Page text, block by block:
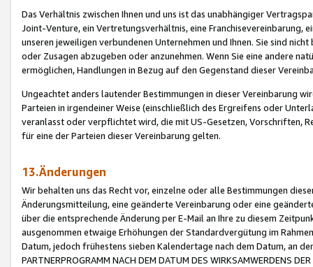
Das Verhältnis zwischen Ihnen und uns ist das unabhängiger
Joint-Venture, ein Vertretungsverhältnis, eine Franchisevereinbarung,
unseren jeweiligen verbundenen Unternehmen und Ihnen. Sie sind
oder Zusagen abzugeben oder anzunehmen. Wenn Sie eine andere
ermöglichen, Handlungen in Bezug auf den Gegenstand dieser
Ungeachtet anders lautender Bestimmungen in dieser Vereinbarung
Parteien in irgendeiner Weise (einschließlich des Ergreifens oder
veranlasst oder verpflichtet wird, die mit US-Gesetzen, Vorschriften,
für eine der Parteien dieser Vereinbarung gelten.
13.Änderungen
Wir behalten uns das Recht vor, einzelne oder alle Bestimmungen
Änderungsmitteilung, eine geänderte Vereinbarung oder eine
über die entsprechende Änderung per E-Mail an Ihre zu diesem
ausgenommen etwaige Erhöhungen der Standardvergütung im
Datum, jedoch frühestens sieben Kalendertage nach dem Datum, an
PARTNERPROGRAMM NACH DEM DATUM DES WIRKSAMWERDENS